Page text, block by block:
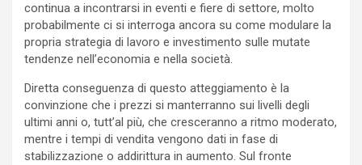
continua a incontrarsi in eventi e fiere di settore, molto
probabilmente ci si interroga ancora su come modulare la
propria strategia di lavoro e investimento sulle mutate
tendenze nell’economia e nella società.
Diretta conseguenza di questo atteggiamento è la
convinzione che i prezzi si manterranno sui livelli degli
ultimi anni o, tutt’al più, che cresceranno a ritmo moderato,
mentre i tempi di vendita vengono dati in fase di
stabilizzazione o addirittura in aumento. Sul fronte